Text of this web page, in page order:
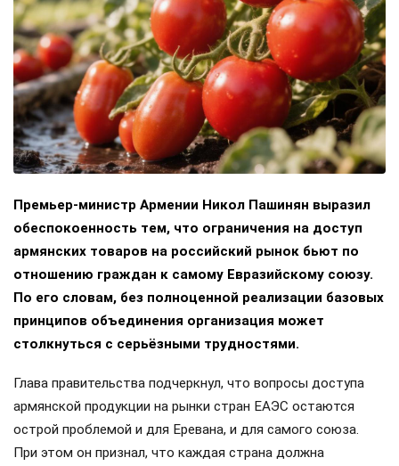
Премьер-министр Армении Никол Пашинян выразил
обеспокоенность тем, что ограничения на доступ
армянских товаров на российский рынок бьют по
отношению граждан к самому Евразийскому союзу.
По его словам, без полноценной реализации базовых
принципов объединения организация может
столкнуться с серьёзными трудностями.
Глава правительства подчеркнул, что вопросы доступа
армянской продукции на рынки стран ЕАЭС остаются
острой проблемой и для Еревана, и для самого союза.
При этом он признал, что каждая страна должна